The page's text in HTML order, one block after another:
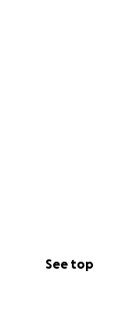
See top